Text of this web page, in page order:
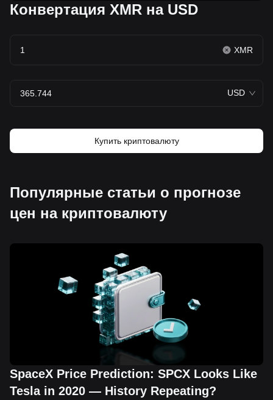
Конвертация XMR на USD
XMR
USD
Купить криптовалюту
Популярные статьи о прогнозе
цен на криптовалюту
SpaceX Price Prediction: SPCX Looks Like
Tesla in 2020 — History Repeating?